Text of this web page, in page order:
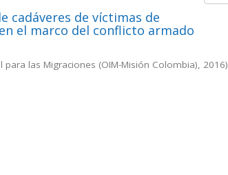
cadáveres de víctimas de
el marco del conflicto armado
para las Migraciones (OIM-Misión Colombia), 2016)